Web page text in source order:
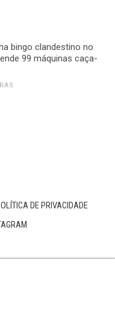
bingo clandestino no
99 máquinas caça-
DE PRIVACIDADE